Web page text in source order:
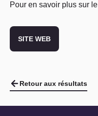
Pour en savoir plus sur le
SITE WEB
Retour aux résultats